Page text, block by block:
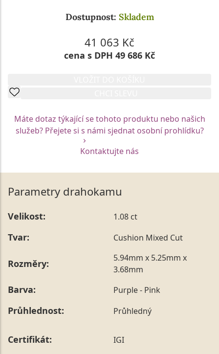
Dostupnost: Skladem
41 063 Kč
cena s DPH 49 686 Kč
Máte dotaz týkající se tohoto produktu nebo našich
služeb? Přejete si s námi sjednat osobní prohlídku?
Kontaktujte nás
Parametry drahokamu
Velikost: 1.08 ct
Tvar: Cushion Mixed Cut
Rozměry:
5.94mm x 5.25mm x
3.68mm
Barva: Purple - Pink
Průhlednost: Průhledný
Certifikát: IGI